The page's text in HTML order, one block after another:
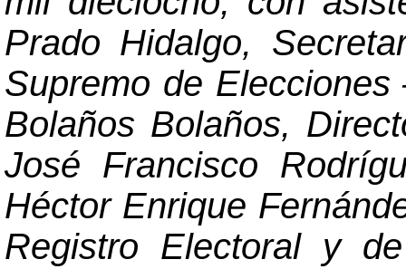
Prado Hidalgo,
Supremo de Elecciones
Bolaños Bolaños,
José Francisco
Héctor Enrique
Registro Electoral y